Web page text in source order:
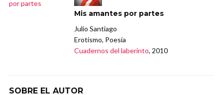
Mis amantes por partes
Julio Santiago
Erotismo, Poesía
Cuadernos del laberinto, 2010
SOBRE EL AUTOR